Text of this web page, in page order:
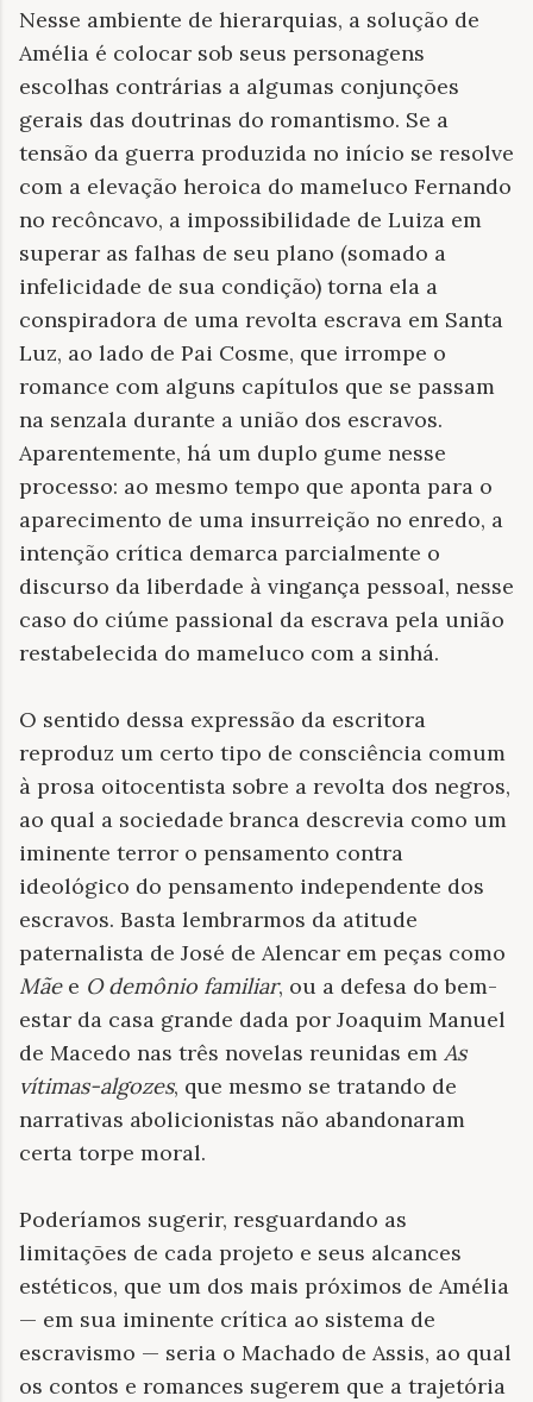
Nesse ambiente de hierarquias, a solução de
Amélia é colocar sob seus personagens
escolhas contrárias a algumas conjunções
gerais das doutrinas do romantismo. Se a
tensão da guerra produzida no início se resolve
com a elevação heroica do mameluco Fernando
no recôncavo, a impossibilidade de Luiza em
superar as falhas de seu plano (somado a
infelicidade de sua condição) torna ela a
conspiradora de uma revolta escrava em Santa
Luz, ao lado de Pai Cosme, que irrompe o
romance com alguns capítulos que se passam
na senzala durante a união dos escravos.
Aparentemente, há um duplo gume nesse
processo: ao mesmo tempo que aponta para o
aparecimento de uma insurreição no enredo, a
intenção crítica demarca parcialmente o
discurso da liberdade à vingança pessoal, nesse
caso do ciúme passional da escrava pela união
restabelecida do mameluco com a sinhá.
O sentido dessa expressão da escritora
reproduz um certo tipo de consciência comum
à prosa oitocentista sobre a revolta dos negros,
ao qual a sociedade branca descrevia como um
iminente terror o pensamento contra
ideológico do pensamento independente dos
escravos. Basta lembrarmos da atitude
paternalista de José de Alencar em peças como
Mãee O demônio familiar, ou a defesa do bem-
estar da casa grande dada por Joaquim Manuel
de Macedo nas três novelas reunidas em As
vítimas-algozes, que mesmo se tratando de
narrativas abolicionistas não abandonaram
certa torpe moral.
Poderíamos sugerir, resguardando as
limitações de cada projeto e seus alcances
estéticos, que um dos mais próximos de Amélia
— em sua iminente crítica ao sistema de
escravismo — seria o Machado de Assis, ao qual
os contos e romances sugerem que a trajetória